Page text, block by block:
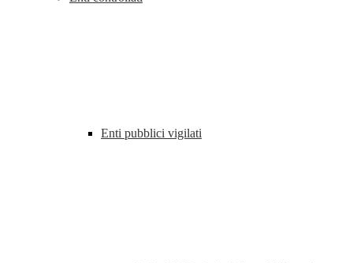
Enti pubblici vigilati